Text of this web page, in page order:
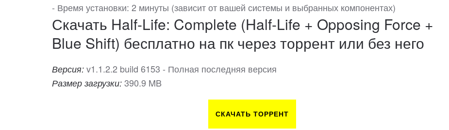
- Время установки: 2 минуты (зависит от вашей системы и выбранных компонентах)
Скачать Half-Life: Complete (Half-Life + Opposing Force +
Blue Shift) бесплатно на пк через торрент или без него
Версия: v1.1.2.2 build 6153 - Полная последняя версия
Размер загрузки: 390.9 MB
СКАЧАТЬ ТОРРЕНТ